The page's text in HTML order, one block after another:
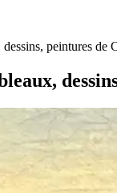
dessins, peintures